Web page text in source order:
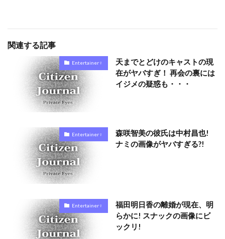
関連する記事
Entertainer♀
天までとどけのキャストの現
在がヤバすぎ！ 再会の裏には
イジメの疑惑も・・・
Entertainer♀
森咲智美の彼氏は中村昌也!
ナミの画像がヤバすぎる?!
Entertainer♀
福田明日香の離婚が現在、明
らかに! スナックの画像にビ
ックリ!